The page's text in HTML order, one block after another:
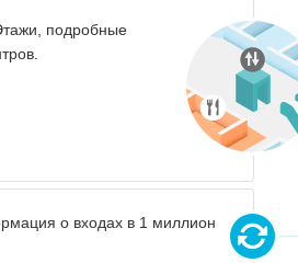
подробные
о входах в 1 миллион